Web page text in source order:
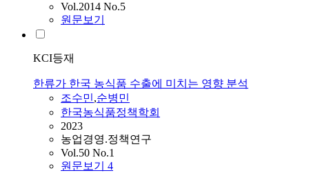
Vol.2014 No.5
원문보기
KCI등재
한류가 한국 농식품 수출에 미치는 영향 분석
조수민,순병민
한국농식품정책학회
2023
농업경영.정책연구
Vol.50 No.1
원문보기 4